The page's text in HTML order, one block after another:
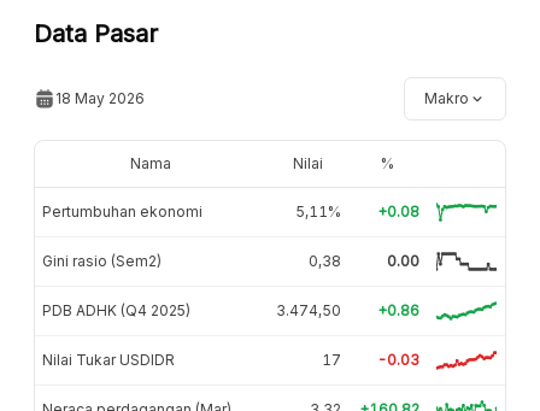
Data Pasar
18 May 2026 Makro
Nama Nilai %
Pertumbuhan ekonomi 5,11% +0.08
Gini rasio (Sem2) 0,38 0.00
PDB ADHK (Q4 2025) 3.474,50 +0.86
Nilai Tukar USDIDR 17 -0.03